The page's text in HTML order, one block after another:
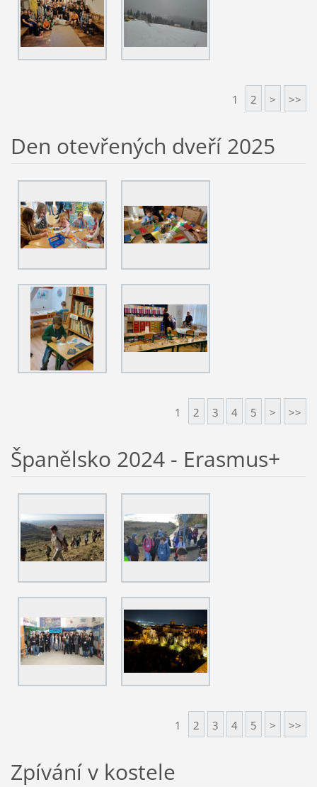
1 2 > >>
Den otevřených dveří 2025
1 2 3 4 5 > >>
Španělsko 2024 - Erasmus+
1 2 3 4 5 > >>
Zpívání v kostele